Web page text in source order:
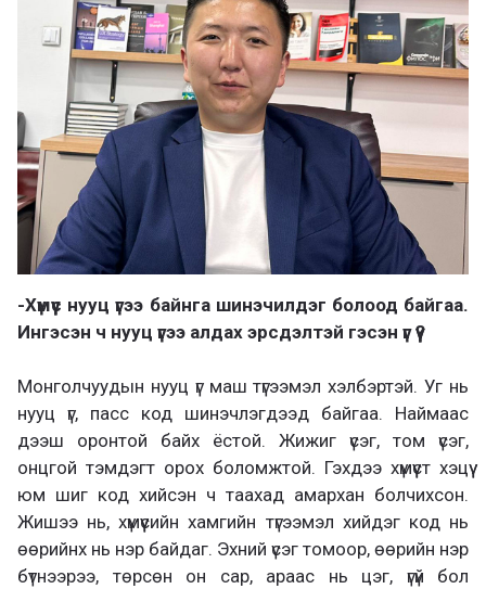
-Хүмүүс нууц үгээ байнга шинэчилдэг болоод байгаа.
Ингэсэн ч нууц үгээ алдах эрсдэлтэй гэсэн үг үү?
Монголчуудын нууц үг маш түгээмэл хэлбэртэй. Уг нь
нууц үг, пасс код шинэчлэгдээд байгаа. Наймаас
дээш оронтой байх ёстой. Жижиг үсэг, том үсэг,
онцгой тэмдэгт орох боломжтой. Гэхдээ хүмүүст хэцүү
юм шиг код хийсэн ч таахад амархан болчихсон.
Жишээ нь, хүмүүсийн хамгийн түгээмэл хийдэг код нь
өөрийнх нь нэр байдаг. Эхний үсэг томоор, өөрийн нэр
бүтнээрээ, төрсөн он сар, араас нь цэг, үгүй бол